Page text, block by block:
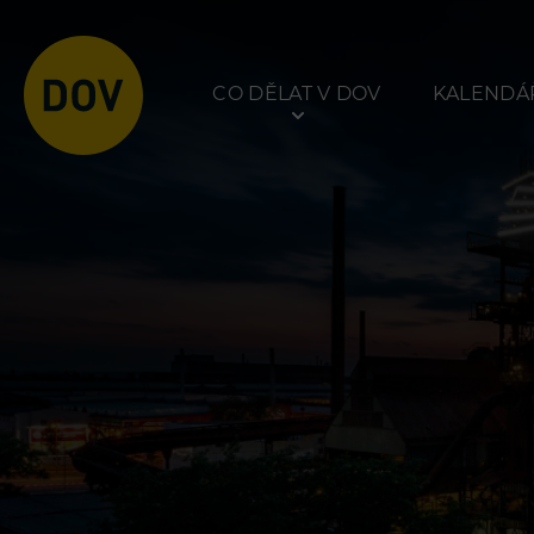
CO DĚLAT V DOV
Velký svět techniky
Malý svět techniky U6
Prohlídky